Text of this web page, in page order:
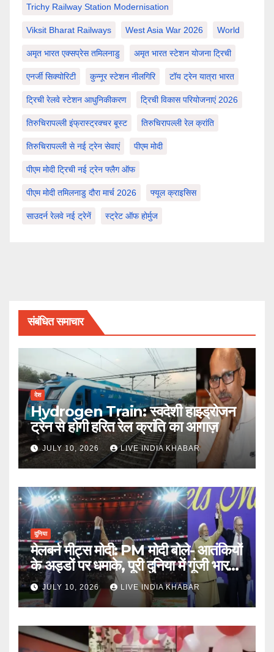
Trichy Railway Station Modernisation
Viksit Bharat Railways West Asia War 2026 World
अमृत भारत एक्सप्रेस तमिलनाडु अमृत भारत स्टेशन योजना ट्रिची
एनर्जी सिक्योरिटी कुन्नूर स्टेशन नीलगिरि टॉय ट्रेन यात्रा भारत
ट्रिची रेलवे स्टेशन आधुनिकीकरण ट्रिची विकास परियोजनाएं 2026
तिरुचिरापल्ली इंफ्रास्ट्रक्चर बूस्ट तिरुचिरापल्ली रेल क्रांति
तिरुचिरापल्ली से नई ट्रेन सेवाएं पीएम मोदी
पीएम मोदी ट्रिची नई ट्रेन फ्लैग ऑफ
पीएम मोदी तमिलनाडु दौरा मार्च 2026 फ्यूल क्राइसिस
साउदर्न रेलवे नई ट्रेनें स्ट्रेट ऑफ होर्मुज
संबंधित समाचार
देश
Hydrogen Train: स्वदेशी हाइड्रोजन
ट्रेन से होगी हरित रेल क्रांति का आगाज़
JULY 10, 2026 LIVE INDIA KHABAR
दुनिया
मेलबर्न मीट्स मोदी: PM मोदी बोले- आतंकियों
के अड्डों पर धमाके, पूरी दुनिया में गूंजी भारत
की ताकत
JULY 10, 2026 LIVE INDIA KHABAR